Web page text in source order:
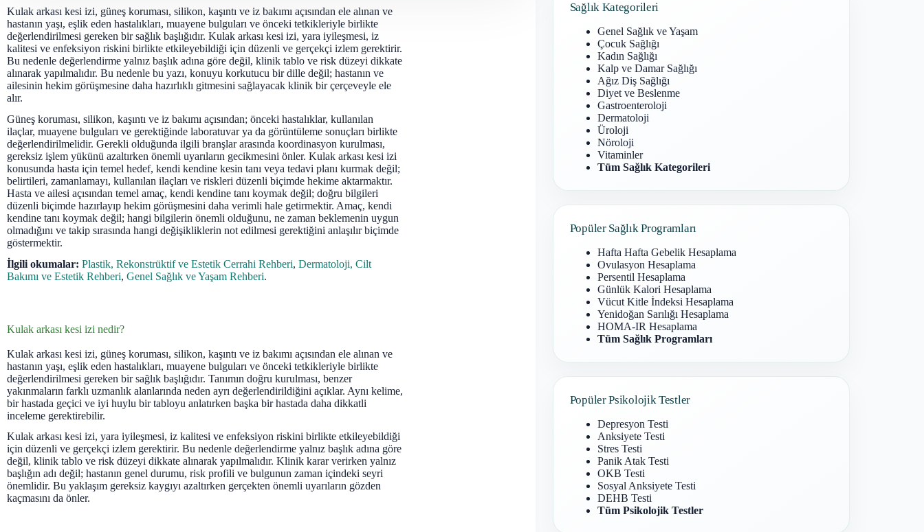
Kulak arkası kesi izi, güneş koruması, silikon, kaşıntı ve iz bakımı açısından ele alınan ve
hastanın yaşı, eşlik eden hastalıkları, muayene bulguları ve önceki tetkikleriyle birlikte
değerlendirilmesi gereken bir sağlık başlığıdır. Kulak arkası kesi izi, yara iyileşmesi, iz
kalitesi ve enfeksiyon riskini birlikte etkileyebildiği için düzenli ve gerçekçi izlem gerektirir.
Bu nedenle değerlendirme yalnız başlık adına göre değil, klinik tablo ve risk düzeyi dikkate
alınarak yapılmalıdır. Bu nedenle bu yazı, konuyu korkutucu bir dille değil; hastanın ve
ailesinin hekim görüşmesine daha hazırlıklı gitmesini sağlayacak klinik bir çerçeveyle ele
alır.
Güneş koruması, silikon, kaşıntı ve iz bakımı açısından; önceki hastalıklar, kullanılan
ilaçlar, muayene bulguları ve gerektiğinde laboratuvar ya da görüntüleme sonuçları birlikte
değerlendirilmelidir. Gerekli olduğunda ilgili branşlar arasında koordinasyon kurulması,
gereksiz işlem yükünü azaltırken önemli uyarıların gecikmesini önler. Kulak arkası kesi izi
konusunda hasta için temel hedef, kendi kendine kesin tanı veya tedavi planı kurmak değil;
belirtileri, zamanlamayı, kullanılan ilaçları ve riskleri düzenli biçimde hekime aktarmaktır.
Hasta ve ailesi açısından temel amaç, kendi kendine tanı koymak değil; doğru bilgileri
düzenli biçimde hazırlayıp hekim görüşmesini daha verimli hale getirmektir. Amaç, kendi
kendine tanı koymak değil; hangi bilgilerin önemli olduğunu, ne zaman beklemenin uygun
olmadığını ve takip sırasında hangi değişikliklerin not edilmesi gerektiğini anlaşılır biçimde
göstermektir.
İlgili okumalar: Plastik, Rekonstrüktif ve Estetik Cerrahi Rehberi, Dermatoloji, Cilt
Bakımı ve Estetik Rehberi, Genel Sağlık ve Yaşam Rehberi.
Kulak arkası kesi izi nedir?
Kulak arkası kesi izi, güneş koruması, silikon, kaşıntı ve iz bakımı açısından ele alınan ve
hastanın yaşı, eşlik eden hastalıkları, muayene bulguları ve önceki tetkikleriyle birlikte
değerlendirilmesi gereken bir sağlık başlığıdır. Tanımın doğru kurulması, benzer
yakınmaların farklı uzmanlık alanlarında neden ayrı değerlendirildiğini açıklar. Aynı kelime,
bir hastada geçici ve iyi huylu bir tabloyu anlatırken başka bir hastada daha dikkatli
inceleme gerektirebilir.
Kulak arkası kesi izi, yara iyileşmesi, iz kalitesi ve enfeksiyon riskini birlikte etkileyebildiği
için düzenli ve gerçekçi izlem gerektirir. Bu nedenle değerlendirme yalnız başlık adına göre
değil, klinik tablo ve risk düzeyi dikkate alınarak yapılmalıdır. Klinik karar verirken yalnız
başlığın adı değil; hastanın genel durumu, risk profili ve bulgunun zaman içindeki seyri
önemlidir. Bu yaklaşım gereksiz kaygıyı azaltırken gerçekten önemli uyarıların gözden
kaçmasını da önler.
Sağlık Kategorileri
Genel Sağlık ve Yaşam
Çocuk Sağlığı
Kadın Sağlığı
Kalp ve Damar Sağlığı
Ağız Diş Sağlığı
Diyet ve Beslenme
Gastroenteroloji
Dermatoloji
Üroloji
Nöroloji
Vitaminler
Tüm Sağlık Kategorileri
Popüler Sağlık Programları
Hafta Hafta Gebelik Hesaplama
Ovulasyon Hesaplama
Persentil Hesaplama
Günlük Kalori Hesaplama
Vücut Kitle İndeksi Hesaplama
Yenidoğan Sarılığı Hesaplama
HOMA-IR Hesaplama
Tüm Sağlık Programları
Popüler Psikolojik Testler
Depresyon Testi
Anksiyete Testi
Stres Testi
Panik Atak Testi
OKB Testi
Sosyal Anksiyete Testi
DEHB Testi
Tüm Psikolojik Testler